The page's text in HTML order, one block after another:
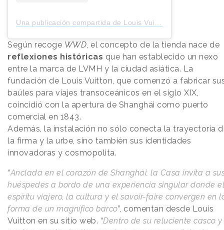
Una publicación compartida de Louis Vuitton (@louisvuitton)
Según recoge WWD , el concepto de la tienda nace de
reflexiones históricas que han establecido un nexo
entre la marca de LVMH y la ciudad asiática. La
fundación de Louis Vuitton, que comenzó a fabricar
baúles para viajes transoceánicos en el siglo XIX,
coincidió con la apertura de Shanghái como puerto
comercial en 1843.
Además, la instalación no sólo conecta la trayectoria
la firma y la urbe, sino también sus identidades
innovadoras y cosmopolita.
“Anclada en el corazón de Shanghái, la Casa invita a
huéspedes a bordo de una experiencia singular donde el
espíritu viajero, la cultura y el savoir-faire convergen en
forma de un magnífico barco”, comentan desde Louis
Vuitton en su sitio web. “Dentro de su reluciente casco y